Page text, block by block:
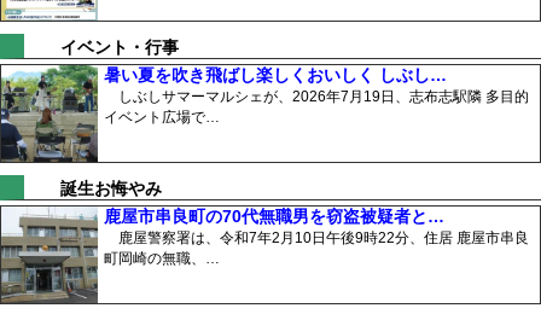
イベント・行事
暑い夏を吹き飛ばし楽しくおいしく しぶし…
しぶしサマーマルシェが、2026年7月19日、志布志駅隣 多目的
イベント広場で…
誕生お悔やみ
鹿屋市串良町の70代無職男を窃盗被疑者と…
鹿屋警察署は、令和7年2月10日午後9時22分、住居 鹿屋市串良
町岡崎の無職、…